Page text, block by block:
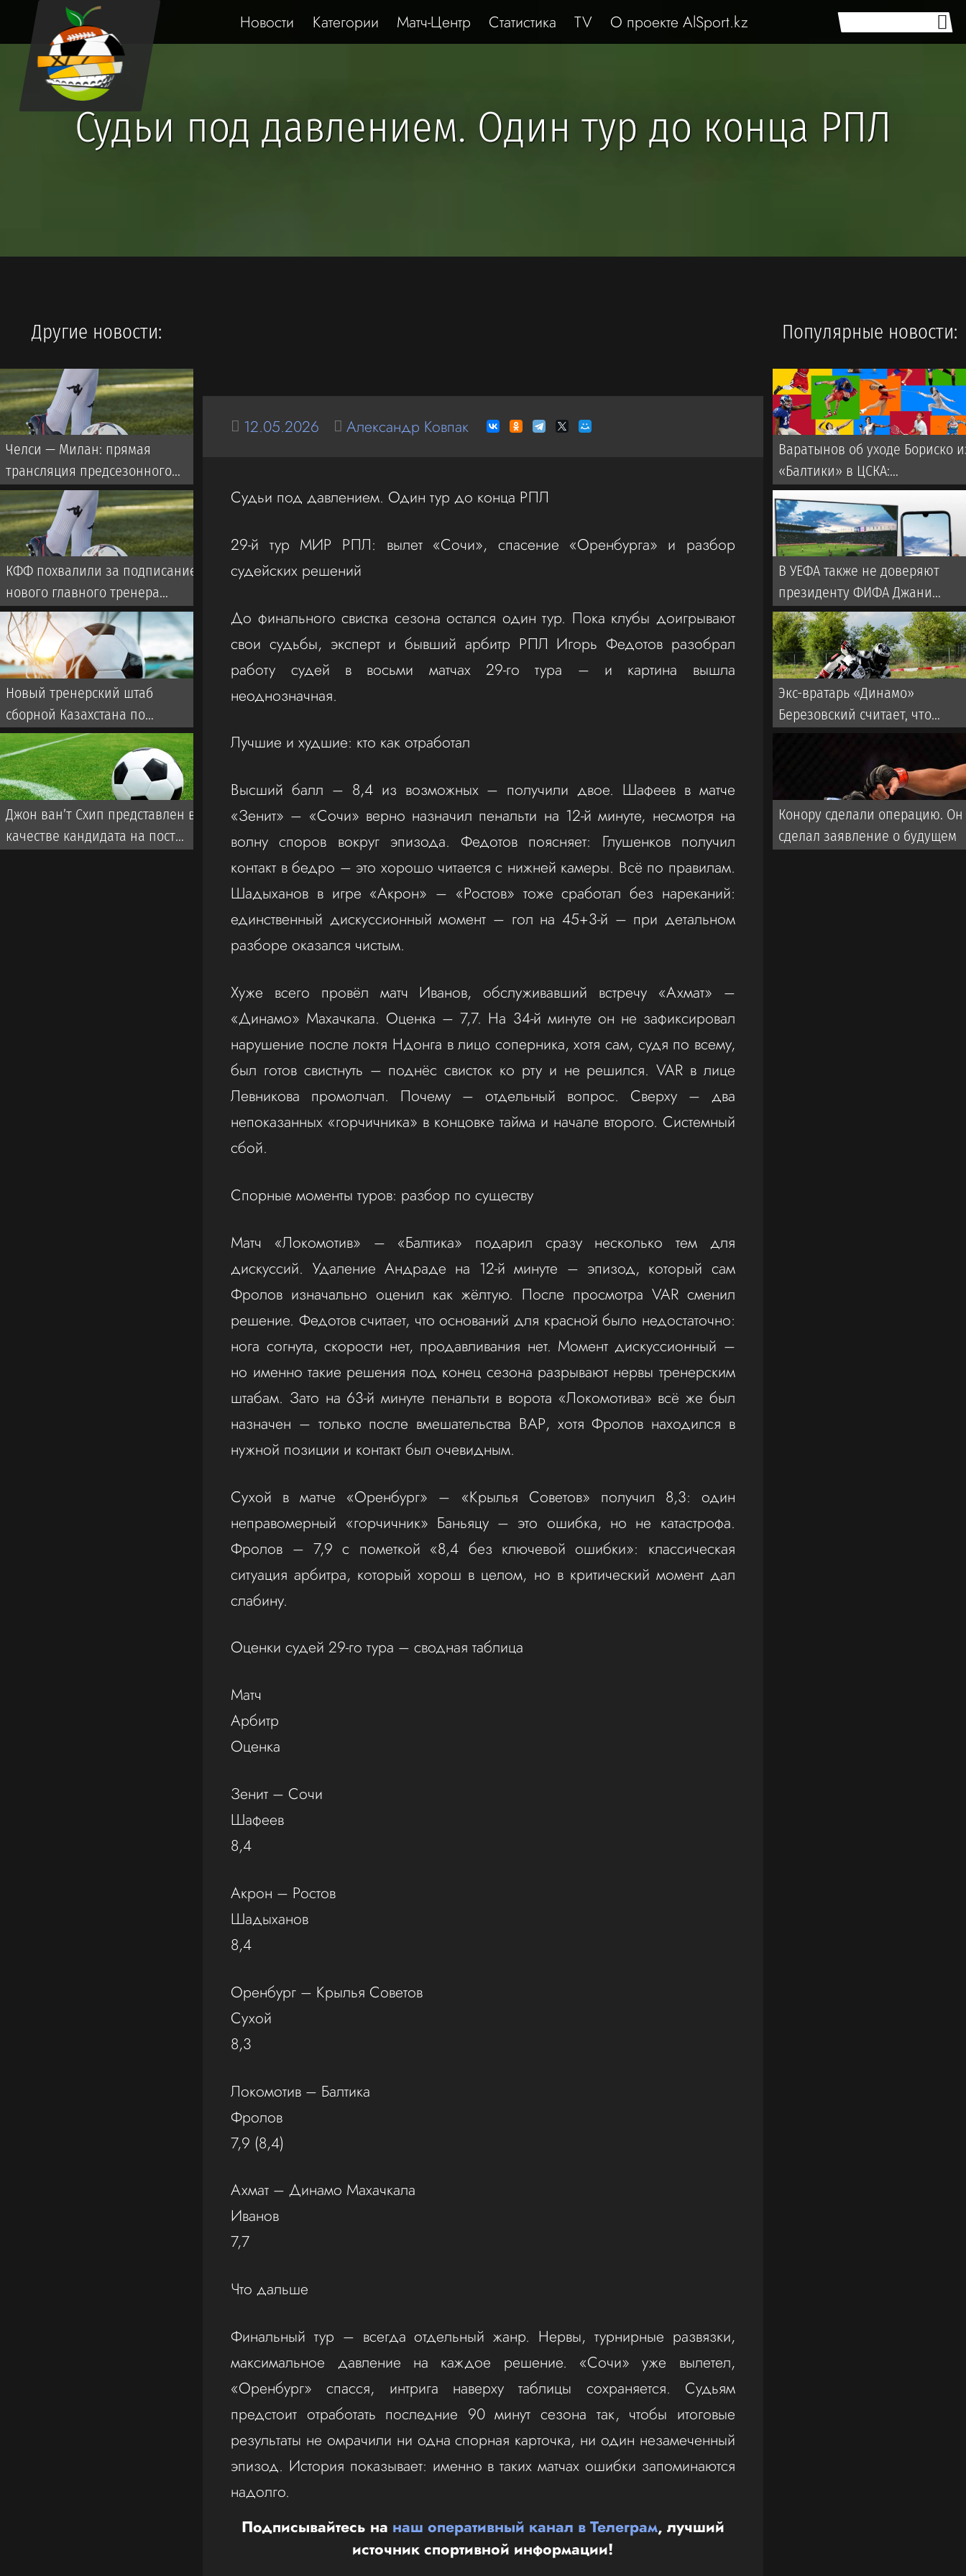
Новости Категории Матч-Центр Статистика TV О проекте AlSport.kz
Судьи под давлением. Один тур до конца РПЛ
12.05.2026 Александр Ковпак
Судьи под давлением. Один тур до конца РПЛ
29-й тур МИР РПЛ: вылет «Сочи», спасение «Оренбурга» и разбор
судейских решений
До финального свистка сезона остался один тур. Пока клубы доигрывают
свои судьбы, эксперт и бывший арбитр РПЛ Игорь Федотов разобрал
работу судей в восьми матчах 29-го тура – и картина вышла
неоднозначная.
Лучшие и худшие: кто как отработал
Высший балл – 8,4 из возможных – получили двое. Шафеев в матче
«Зенит» – «Сочи» верно назначил пенальти на 12-й минуте, несмотря на
волну споров вокруг эпизода. Федотов поясняет: Глушенков получил
контакт в бедро – это хорошо читается с нижней камеры. Всё по правилам.
Шадыханов в игре «Акрон» – «Ростов» тоже сработал без нареканий:
единственный дискуссионный момент – гол на 45+3-й – при детальном
разборе оказался чистым.
Хуже всего провёл матч Иванов, обслуживавший встречу «Ахмат» –
«Динамо» Махачкала. Оценка – 7,7. На 34-й минуте он не зафиксировал
нарушение после локтя Ндонга в лицо соперника, хотя сам, судя по всему,
был готов свистнуть – поднёс свисток ко рту и не решился. VAR в лице
Левникова промолчал. Почему – отдельный вопрос. Сверху – два
непоказанных «горчичника» в концовке тайма и начале второго. Системный
сбой.
Спорные моменты туров: разбор по существу
Матч «Локомотив» – «Балтика» подарил сразу несколько тем для
дискуссий. Удаление Андраде на 12-й минуте – эпизод, который сам
Фролов изначально оценил как жёлтую. После просмотра VAR сменил
решение. Федотов считает, что оснований для красной было недостаточно:
нога согнута, скорости нет, продавливания нет. Момент дискуссионный –
но именно такие решения под конец сезона разрывают нервы тренерским
штабам. Зато на 63-й минуте пенальти в ворота «Локомотива» всё же был
назначен – только после вмешательства ВАР, хотя Фролов находился в
нужной позиции и контакт был очевидным.
Сухой в матче «Оренбург» – «Крылья Советов» получил 8,3: один
неправомерный «горчичник» Баньяцу – это ошибка, но не катастрофа.
Фролов – 7,9 с пометкой «8,4 без ключевой ошибки»: классическая
ситуация арбитра, который хорош в целом, но в критический момент дал
слабину.
Оценки судей 29-го тура – сводная таблица
Матч
Арбитр
Оценка
Зенит – Сочи
Шафеев
8,4
Акрон – Ростов
Шадыханов
8,4
Оренбург – Крылья Советов
Сухой
8,3
Локомотив – Балтика
Фролов
7,9 (8,4)
Ахмат – Динамо Махачкала
Иванов
7,7
Что дальше
Финальный тур – всегда отдельный жанр. Нервы, турнирные развязки,
максимальное давление на каждое решение. «Сочи» уже вылетел,
«Оренбург» спасся, интрига наверху таблицы сохраняется. Судьям
предстоит отработать последние 90 минут сезона так, чтобы итоговые
результаты не омрачили ни одна спорная карточка, ни один незамеченный
эпизод. История показывает: именно в таких матчах ошибки запоминаются
надолго.
Подписывайтесь на наш оперативный канал в Телеграм, лучший
источник спортивной информации!
Другие новости:
Челси — Милан: прямая
трансляция предсезонного
матча с участием Дастана
Сатпаева
КФФ похвалили за подписание
нового главного тренера
сборной
Новый тренерский штаб
сборной Казахстана по
футболу: кто будет помогать
голландцу ван’т Схипу
Джон ван’т Схип представлен в
качестве кандидата на пост
Популярные новости:
Варатынов об уходе Бориско
«Балтики» в ЦСКА:
Незаменимых нет
В УЕФА также не доверяют
президенту ФИФА Джани
Инфантино
Экс-вратарь «Динамо»
Березовский считает, что
Конору сделали операцию. Он
сделал заявление о будущем